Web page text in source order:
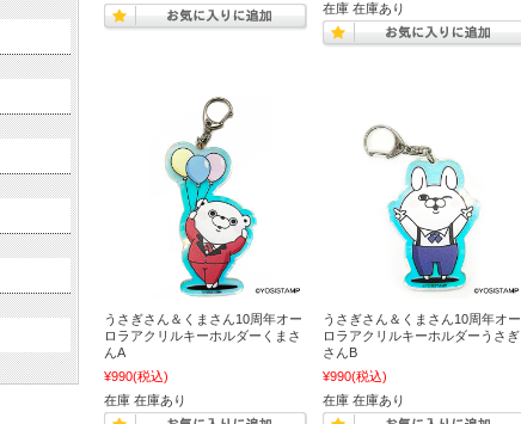
在庫 在庫あり
うさぎさん＆くまさん10周年オー
ロラアクリルキーホルダーくまさ
んA
¥990(税込)
在庫 在庫あり
うさぎさん＆くまさん10周年オー
ロラアクリルキーホルダーうさぎ
さんB
¥990(税込)
在庫 在庫あり